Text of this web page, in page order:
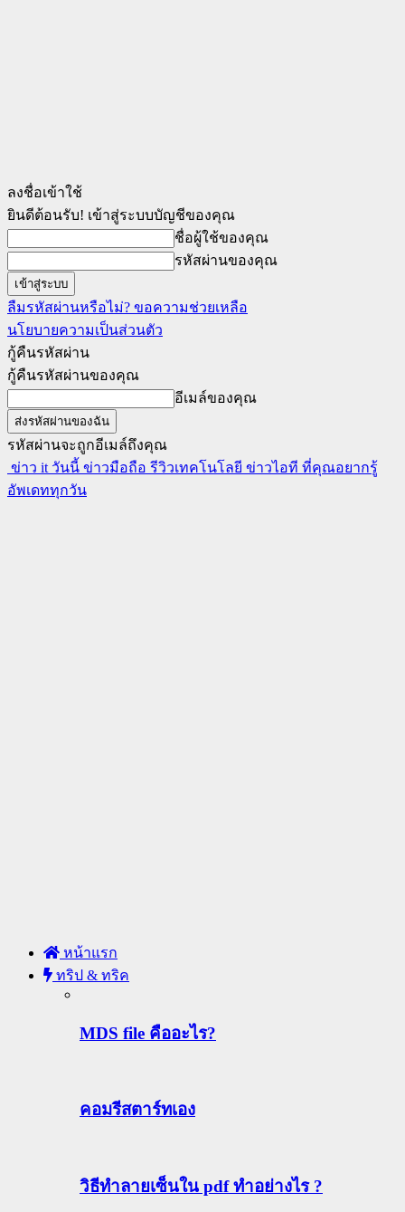
ลงชื่อเข้าใช้
ยินดีต้อนรับ! เข้าสู่ระบบบัญชีของคุณ
ชื่อผู้ใช้ของคุณ
รหัสผ่านของคุณ
ลืมรหัสผ่านหรือไม่? ขอความช่วยเหลือ
นโยบายความเป็นส่วนตัว
กู้คืนรหัสผ่าน
กู้คืนรหัสผ่านของคุณ
อีเมล์ของคุณ
รหัสผ่านจะถูกอีเมล์ถึงคุณ
ข่าว it วันนี้ ข่าวมือถือ รีวิวเทคโนโลยี ข่าวไอที ที่คุณอยากรู้
อัพเดททุกวัน
หน้าแรก
ทริป & ทริค
MDS file คืออะไร?
คอมรีสตาร์ทเอง
วิธีทําลายเซ็นใน pdf ทำอย่างไร ?